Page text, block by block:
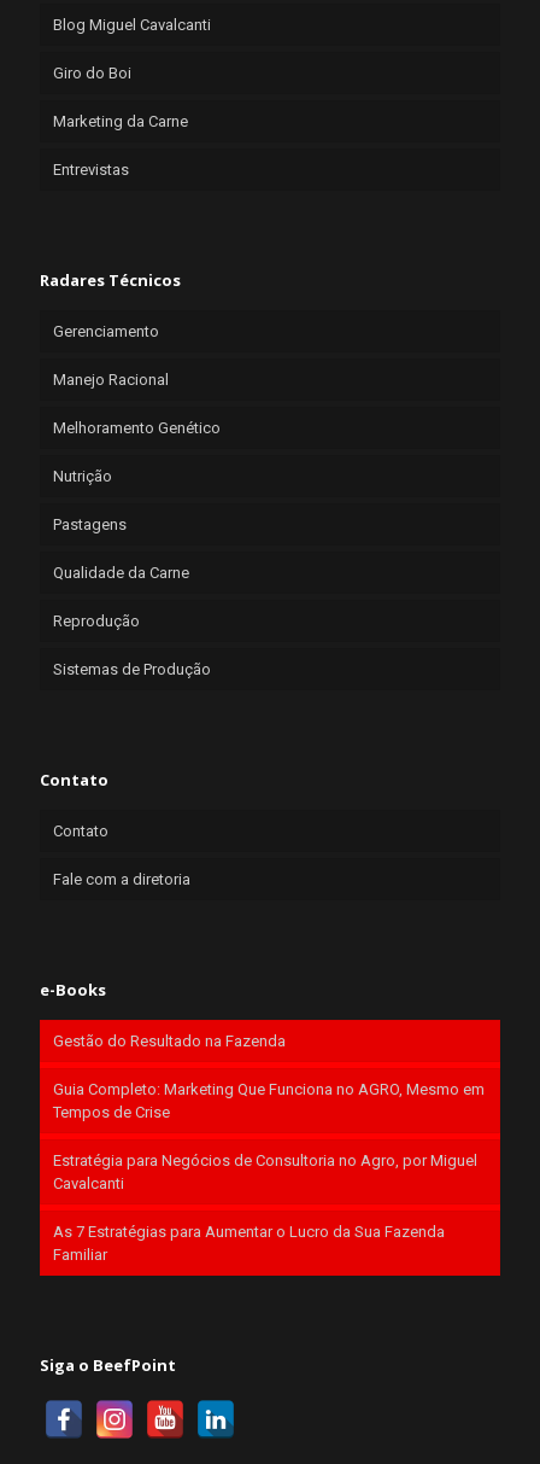
Blog Miguel Cavalcanti
Giro do Boi
Marketing da Carne
Entrevistas
Radares Técnicos
Gerenciamento
Manejo Racional
Melhoramento Genético
Nutrição
Pastagens
Qualidade da Carne
Reprodução
Sistemas de Produção
Contato
Contato
Fale com a diretoria
e-Books
Gestão do Resultado na Fazenda
Guia Completo: Marketing Que Funciona no AGRO, Mesmo em
Tempos de Crise
Estratégia para Negócios de Consultoria no Agro, por Miguel
Cavalcanti
As 7 Estratégias para Aumentar o Lucro da Sua Fazenda
Familiar
Siga o BeefPoint